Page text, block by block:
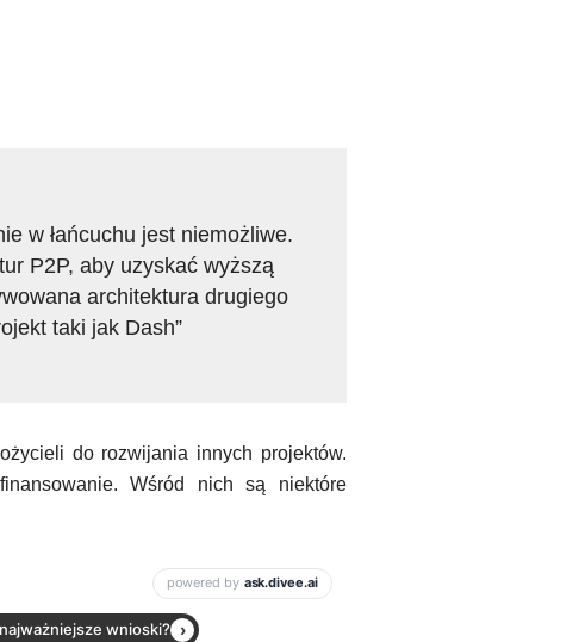
w łańcuchu jest niemożliwe.
P2P, aby uzyskać wyższą
architektura drugiego
taki jak Dash”
do rozwijania innych projektów.
Wśród nich są niektóre